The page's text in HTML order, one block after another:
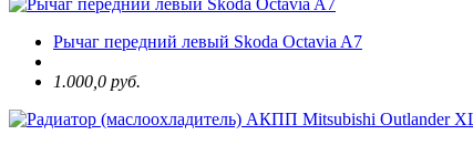
Рычаг передний левый Skoda Octavia A7
1.000,0 руб.